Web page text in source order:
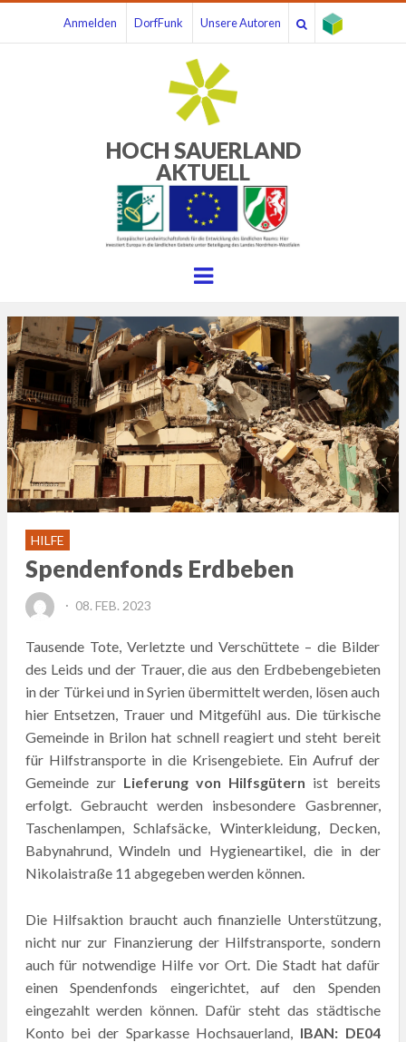
Anmelden DorfFunk Unsere Autoren
HOCH SAUERLAND
AKTUELL
Menu
HILFE
Spendenfonds Erdbeben
POSTED
08. FEB. 2023
Tausende Tote, Verletzte und Verschüttete – die Bilder
des Leids und der Trauer, die aus den Erdbebengebieten
in der Türkei und in Syrien übermittelt werden, lösen auch
hier Entsetzen, Trauer und Mitgefühl aus. Die türkische
Gemeinde in Brilon hat schnell reagiert und steht bereit
für Hilfstransporte in die Krisengebiete. Ein Aufruf der
Gemeinde zur Lieferung von Hilfsgütern ist bereits
erfolgt. Gebraucht werden insbesondere Gasbrenner,
Taschenlampen, Schlafsäcke, Winterkleidung, Decken,
Babynahrund, Windeln und Hygieneartikel, die in der
Nikolaistraße 11 abgegeben werden können.
Die Hilfsaktion braucht auch finanzielle Unterstützung,
nicht nur zur Finanzierung der Hilfstransporte, sondern
auch für notwendige Hilfe vor Ort. Die Stadt hat dafür
einen Spendenfonds eingerichtet, auf den Spenden
eingezahlt werden können. Dafür steht das städtische
Konto bei der Sparkasse Hochsauerland, IBAN: DE04